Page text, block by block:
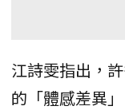
江詩雯指出，
的「體感差異